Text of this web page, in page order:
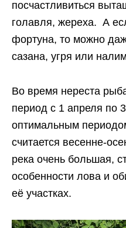
посчастливиться
голавля, жереха. А
фортуна, то можно
сазана, угря или
Во время нереста
период с 1 апреля по
оптимальным
считается весенне-
река очень большая,
особенности лова и
её участках.